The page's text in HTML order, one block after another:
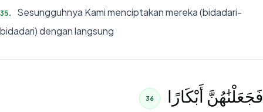
35.
Sesungguhnya Kami menciptakan mereka (bidadari-
bidadari) dengan langsung
فَجَعَلْنَٰهُنَّ أَبْكَارًا 36